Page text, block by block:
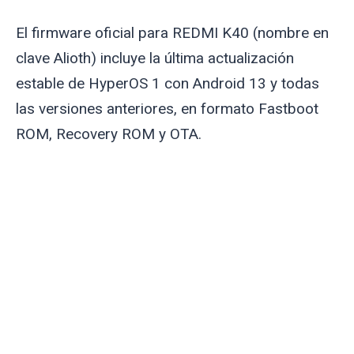
El firmware oficial para REDMI K40 (nombre en
clave Alioth) incluye la última actualización
estable de HyperOS 1 con Android 13 y todas
las versiones anteriores, en formato Fastboot
ROM, Recovery ROM y OTA.